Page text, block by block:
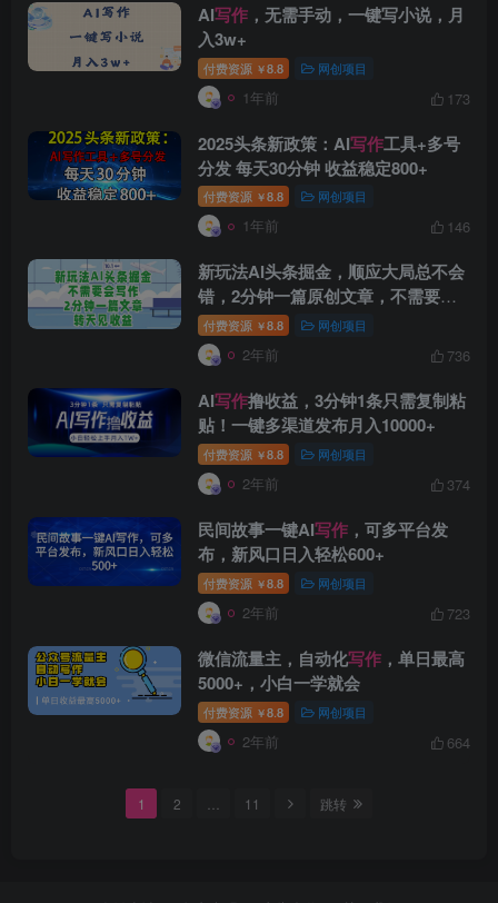
AI写作 ，无需手动，一键写小说，月
入3w+
付费资源 ￥8.8 网创项目
1年前 173
2025头条新政策：AI写作工具+多号
分发 每天30分钟 收益稳定800+
付费资源 ￥8.8 网创项目
1年前 146
新玩法AI头条掘金，顺应大局总不会
错，2分钟一篇原创文章，不需要会
写作，AI自动生成，转天见收益，长
久可操作，小白直接上手毫无压力
付费资源 ￥8.8 网创项目
2年前 736
AI写作撸收益，3分钟1条只需复制粘
贴！一键多渠道发布月入10000+
付费资源 ￥8.8 网创项目
2年前 374
民间故事一键AI写作 ，可多平台发
布，新风口日入轻松600+
付费资源 ￥8.8 网创项目
2年前 723
微信流量主，自动化写作 ，单日最高
5000+，小白一学就会
付费资源 ￥8.8 网创项目
2年前 664
1 2 11 跳转